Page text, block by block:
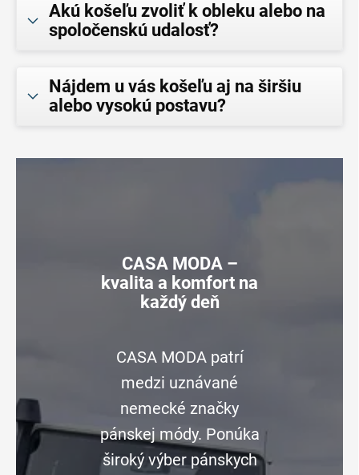
Akú košeľu zvoliť k obleku alebo na
spoločenskú udalosť?
Nájdem u vás košeľu aj na širšiu
alebo vysokú postavu?
CASA MODA –
kvalita a komfort na
každý deň
CASA MODA patrí
medzi uznávané
nemecké značky
pánskej módy. Ponúka
široký výber pánskych